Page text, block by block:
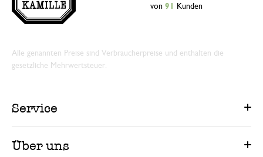
von 91 Kunden
Alle genannten Preise sind Verbraucherpreise und enthalten die
gesetzliche Mehrwertsteuer.
Service
Über uns